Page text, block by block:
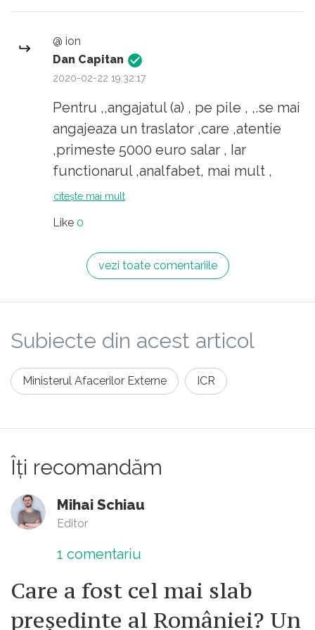
@ ion
Dan Capitan
2020-02-22 19:32:17
Pentru ,,angajatul (a) , pe pile , ,.se mai
angajeaza un traslator ,care ,atentie
,primeste 5000 euro salar , Iar
functionarul ,analfabet, mai mult ,
citește mai mult
Like 0
vezi toate comentariile
Subiecte din acest articol
Ministerul Afacerilor Externe ICR
Îți recomandăm
Mihai Schiau
Editor
1 comentariu
Care a fost cel mai slab
președinte al României? Un